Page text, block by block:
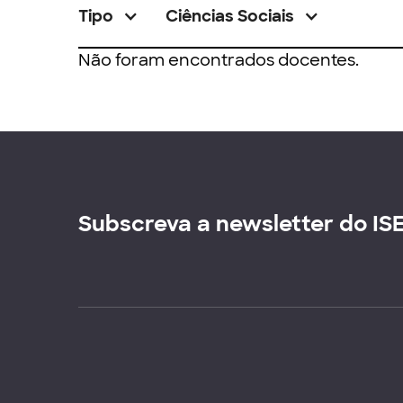
Tipo Ciências Sociais
Não foram encontrados docentes.
Subscreva a newsletter do